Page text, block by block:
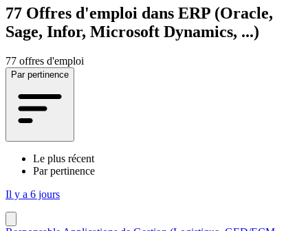
77 Offres d'emploi dans ERP (Oracle,
Sage, Infor, Microsoft Dynamics, ...)
77 offres d'emploi
Par pertinence
Le plus récent
Par pertinence
Il y a 6 jours